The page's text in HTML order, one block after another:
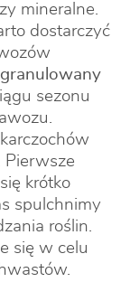
mineralne.
dostarczyć
sezonu
Pierwsze
krótko
spulchnimy
roślin.
się w celu